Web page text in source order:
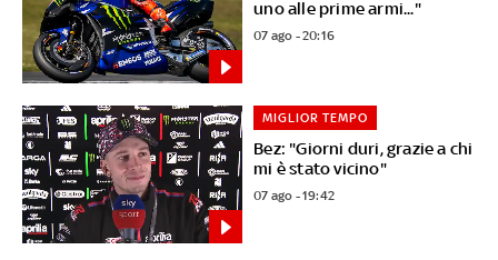
uno alle prime armi..."
07 ago - 20:16
Bez: "Giorni duri, grazie a chi
mi è stato vicino"
MIGLIOR TEMPO
07 ago - 19:42